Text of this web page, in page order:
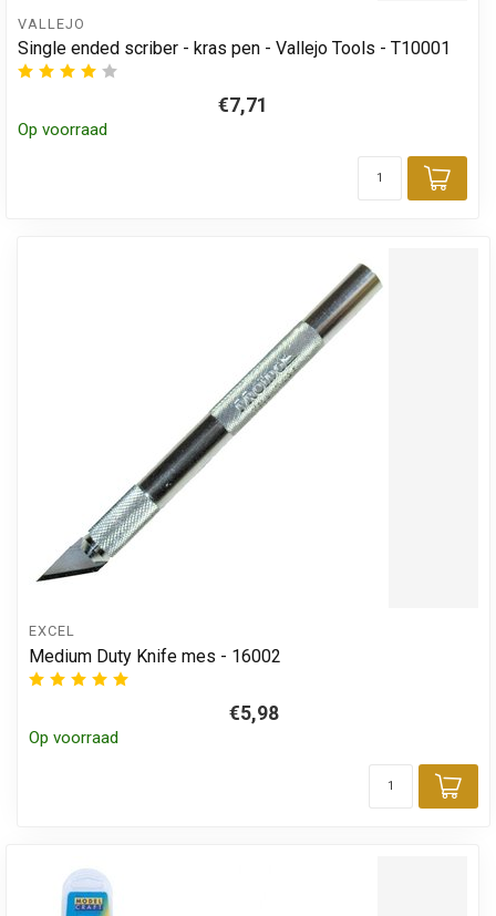
VALLEJO
Single ended scriber - kras pen - Vallejo Tools - T10001
€7,71
Op voorraad
EXCEL
Medium Duty Knife mes - 16002
€5,98
Op voorraad